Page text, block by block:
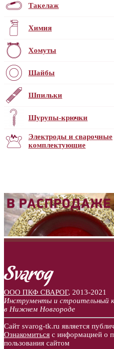
Такелаж
Химия
Хомуты
Шайбы
Шпильки
Шурупы-крючки
Электроды и сварочные
комплектующие
ООО ПКФ СВАРОГ, 2013-2021
Инструменты и строительный
в Нижнем Новгороде
Сайт svarog-tk.ru является
Ознакомиться с информацией о
пользования сайтом